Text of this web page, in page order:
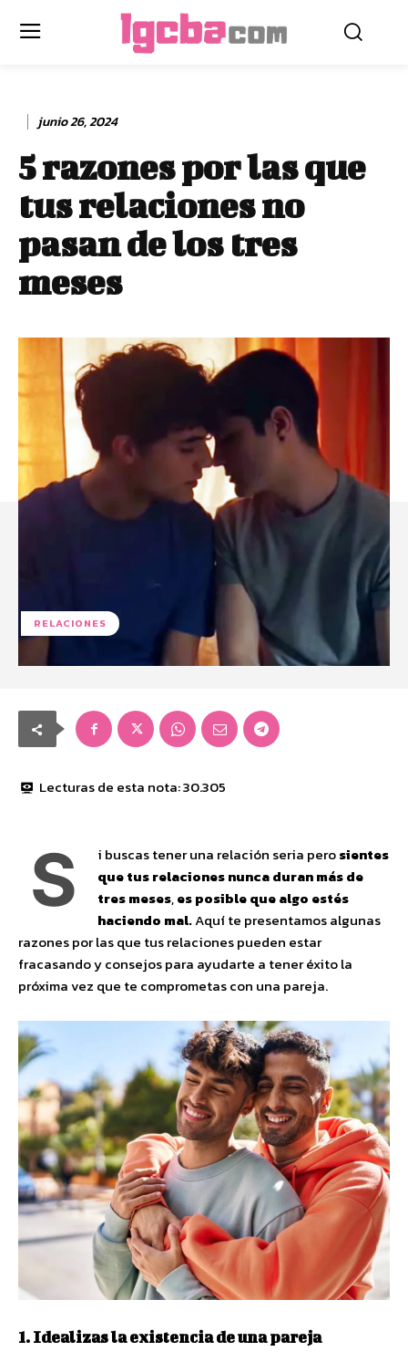
junio 26, 2024
5 razones por las que
tus relaciones no
pasan de los tres
meses
RELACIONES
Lecturas de esta nota:30.305
S i buscas tener una relación seria perosientes
que tus relaciones nunca duran más de
tres meses,es posible que algo estés
haciendo mal.Aquí te presentamos algunas
razones por las que tus relaciones pueden estar
fracasando y consejos para ayudarte a tener éxito la
próxima vez que te comprometas con una pareja.
1. Idealizas la existencia de una pareja